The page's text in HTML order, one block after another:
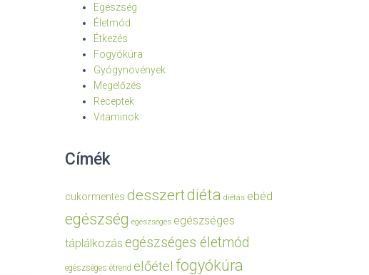
Egészség
Életmód
Étkezés
Fogyókúra
Gyógynövények
Megelőzés
Receptek
Vitaminok
Címék
cukormentes desszertdiéta diétás ebéd
egészség egészséges egészséges
táplálkozás egészséges életmód
egészséges étrend előétel fogyókúra